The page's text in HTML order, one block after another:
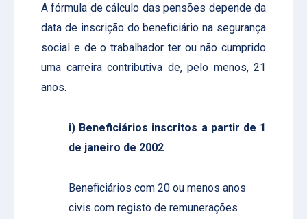
A fórmula de cálculo das pensões depende da
data de inscrição do beneficiário na segurança
social e de o trabalhador ter ou não cumprido
uma carreira contributiva de, pelo menos, 21
anos.
i) Beneficiários inscritos a partir de 1
de janeiro de 2002
Beneficiários com 20 ou menos anos
civis com registo de remunerações